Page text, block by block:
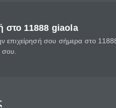
στο 11888 giaola
επιχείρησή σου σήμερα στο